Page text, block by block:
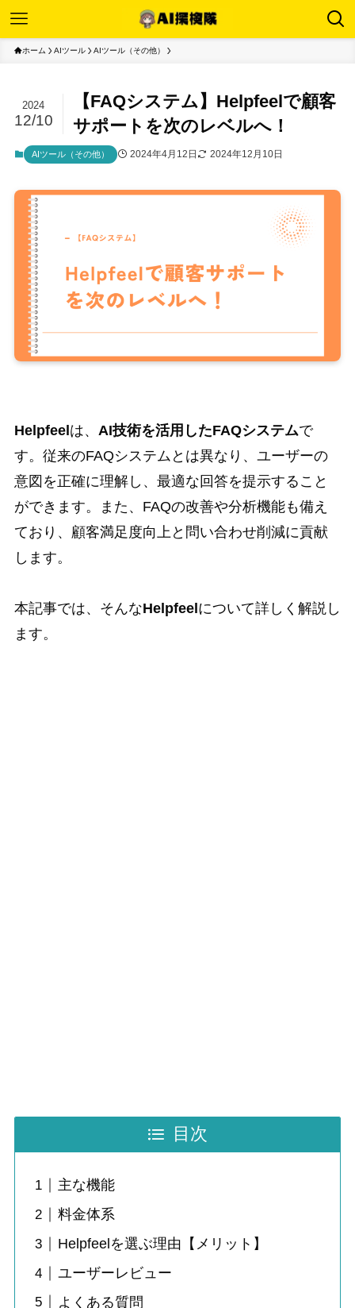
ホーム AIツール AIツール（その他）
【FAQシステム】Helpfeelで顧客
サポートを次のレベルへ！
2024
12/10
AIツール（その他） 2024年4月12日 2024年12月10日
Helpfeel は、 AI技術を活用したFAQシステムで
す。従来のFAQシステムとは異なり、ユーザーの
意図を正確に理解し、最適な回答を提示すること
ができます。また、FAQの改善や分析機能も備え
ており、顧客満足度向上と問い合わせ削減に貢献
します。
本記事では、そんなHelpfeel について詳しく解説し
ます。
目次
主な機能
料金体系
Helpfeelを選ぶ理由【メリット】
ユーザーレビュー
よくある質問